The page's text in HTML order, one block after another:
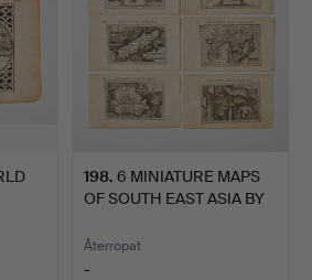
198. 6 MINIATURE MAPS
OF SOUTH EAST ASIA BY
Återropat
-